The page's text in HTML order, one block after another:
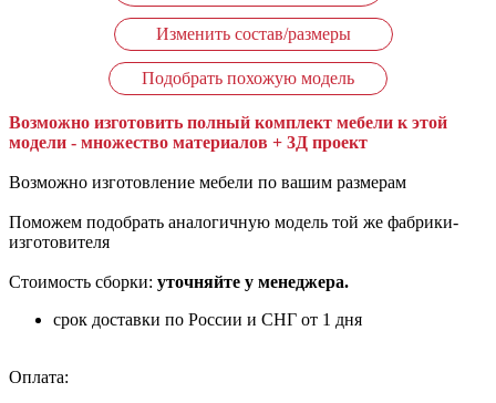
Изменить состав/размеры
Подобрать похожую модель
Возможно изготовить полный комплект мебели к этой
модели - множество материалов + 3Д проект
Возможно изготовление мебели по вашим размерам
Поможем подобрать аналогичную модель той же фабрики-
изготовителя
Стоимость сборки: уточняйте у менеджера.
срок доставки по России и СНГ от 1 дня
Оплата: